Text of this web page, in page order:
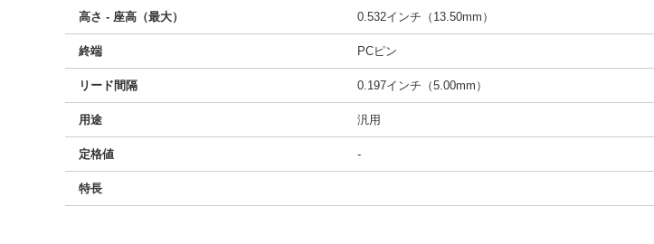
高さ - 座高（最大） 0.532インチ（13.50mm）
終端 PCピン
リード間隔 0.197インチ（5.00mm）
用途 汎用
定格値 -
特長